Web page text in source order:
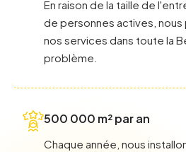
En raison de la taille de
de personnes actives,
nos services dans toute la
problème.
500 000 m² par an
Chaque année, nous